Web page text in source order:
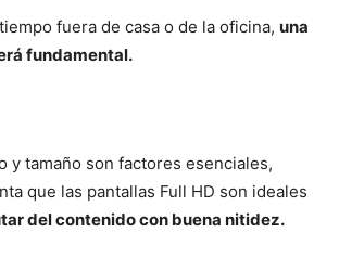
fuera de casa o de la oficina, una
fundamental.
y tamaño son factores esenciales,
que las pantallas Full HD son ideales
del contenido con buena nitidez.